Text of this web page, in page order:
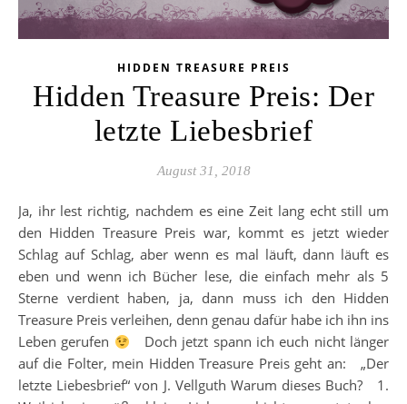
HIDDEN TREASURE PREIS
Hidden Treasure Preis: Der
letzte Liebesbrief
August 31, 2018
Ja, ihr lest richtig, nachdem es eine Zeit lang echt still um
den Hidden Treasure Preis war, kommt es jetzt wieder
Schlag auf Schlag, aber wenn es mal läuft, dann läuft es
eben und wenn ich Bücher lese, die einfach mehr als 5
Sterne verdient haben, ja, dann muss ich den Hidden
Treasure Preis verleihen, denn genau dafür habe ich ihn ins
Leben gerufen
Doch jetzt spann ich euch nicht länger
auf die Folter, mein Hidden Treasure Preis geht an: „Der
letzte Liebesbrief“ von J. Vellguth Warum dieses Buch? 1.